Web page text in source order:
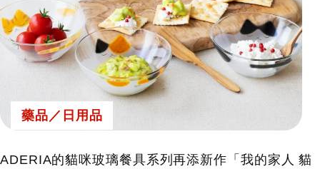
藥品／日用品
ADERIA的貓咪玻璃餐具系列再添新作「我的家人 貓